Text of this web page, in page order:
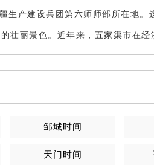
生产建设兵团第六师师部所在地
壮丽景色。近年来，五家渠市在
邹城时间
天门时间